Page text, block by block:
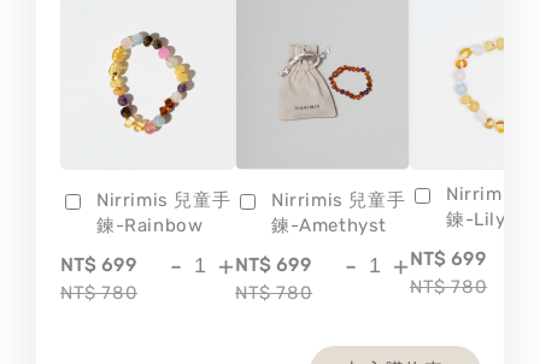
Nirrimis 兒童手
鍊-Rainbow
NT$ 699
NT$ 780
- +
Nirrimis 兒童手
鍊-Amethyst
NT$ 699
NT$ 780
- +
Nirrimis
鍊-Lily
NT$ 699
NT$ 780